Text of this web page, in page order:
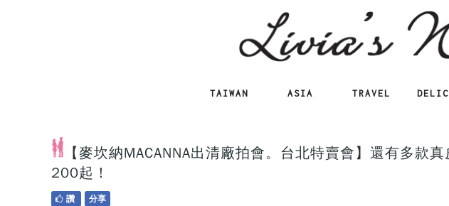
TAIWAN ASIA TRAVEL
【麥坎納MACANNA出清廠拍會。台北特賣會】還有多款
200起！
讚 分享